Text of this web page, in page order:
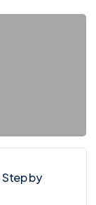
Step by